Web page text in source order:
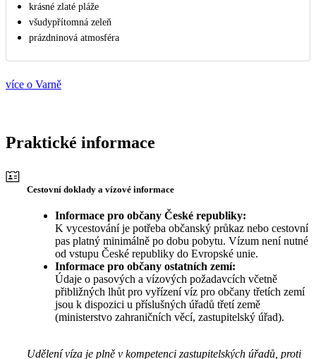
krásné zlaté pláže
všudypřítomná zeleň
prázdninová atmosféra
více o Varně
Praktické informace
Cestovní doklady a vízové informace
Informace pro občany České republiky:
K vycestování je potřeba občanský průkaz nebo cestovní
pas platný minimálně po dobu pobytu. Vízum není nutné
od vstupu České republiky do Evropské unie.
Informace pro občany ostatních zemí:
Údaje o pasových a vízových požadavcích včetně
přibližných lhůt pro vyřízení víz pro občany třetích zemí
jsou k dispozici u příslušných úřadů třetí země
(ministerstvo zahraničních věcí, zastupitelský úřad).
Udělení víza je plně v kompetenci zastupitelských úřadů, proti